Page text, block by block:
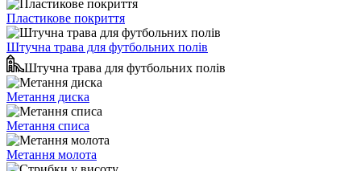
Пластикове покриття
Штучна трава для футбольних полів
Штучна трава для футбольних полів
Метання диска
Метання списа
Метання молота